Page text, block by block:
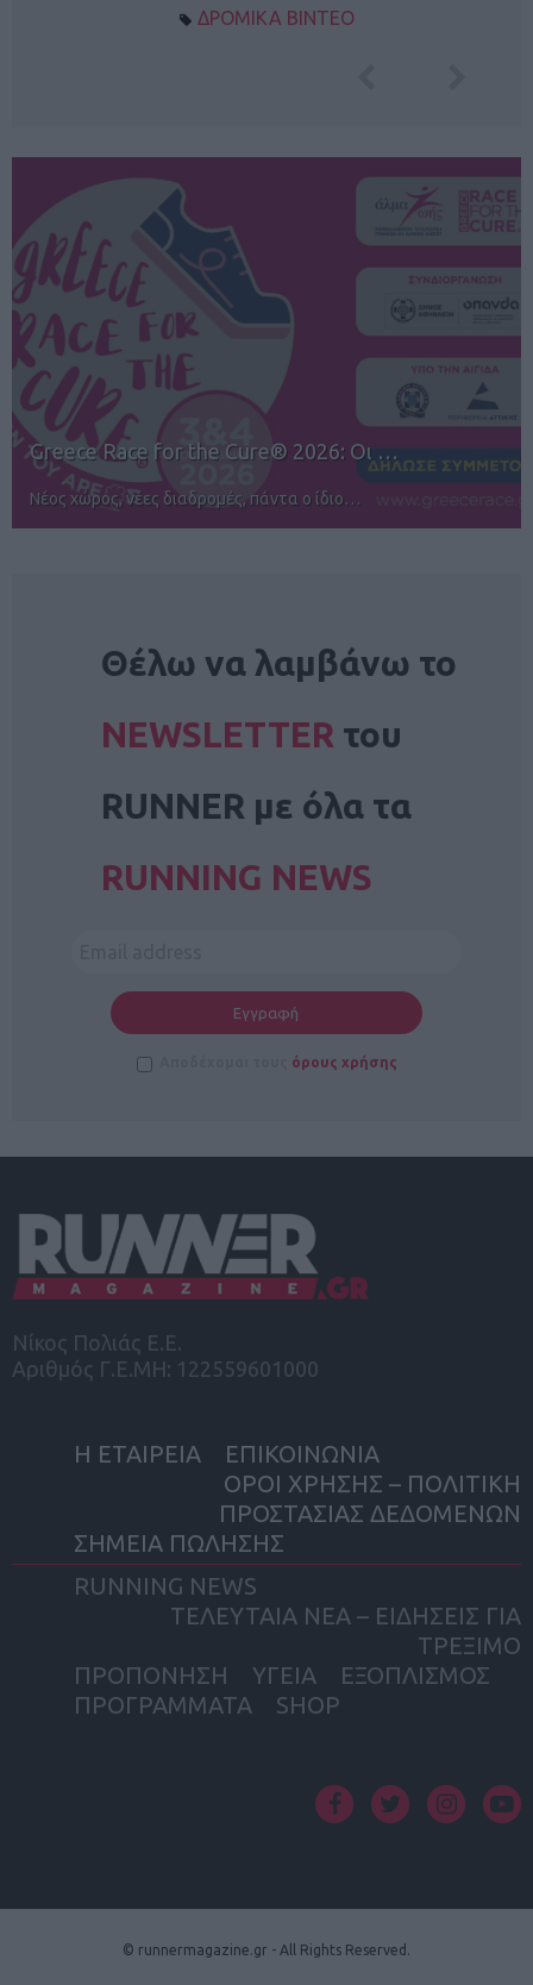
ΔΡΟΜΙΚΑ ΒΙΝΤΕΟ
12ος TUI Rhodes Marathon: Άνοιγμα ε…
Αγώνες για όλους στην Ρόδο
Θέλω να λαμβάνω το
NEWSLETTER του
RUNNER με όλα τα
RUNNING NEWS
όρους χρήσης
Νίκος Πολιάς Ε.Ε.
Αριθμός Γ.Ε.ΜΗ: 122559601000
Η ΕΤΑΙΡΕΙΑ
ΕΠΙΚΟΙΝΩΝΙΑ
ΟΡΟΙ ΧΡΗΣΗΣ – ΠΟΛΙΤΙΚΗ
ΠΡΟΣΤΑΣΙΑΣ ΔΕΔΟΜΕΝΩΝ
ΣΗΜΕΙΑ ΠΩΛΗΣΗΣ
RUNNING NEWS
ΤΕΛΕΥΤΑΙΑ ΝΕΑ – ΕΙΔΗΣΕΙΣ ΓΙΑ
ΤΡΕΞΙΜΟ
ΠΡΟΠΟΝΗΣΗ
ΥΓΕΙΑ
ΕΞΟΠΛΙΣΜΟΣ
ΠΡΟΓΡΑΜΜΑΤΑ
SHOP
© runnermagazine.gr - All Rights Reserved.